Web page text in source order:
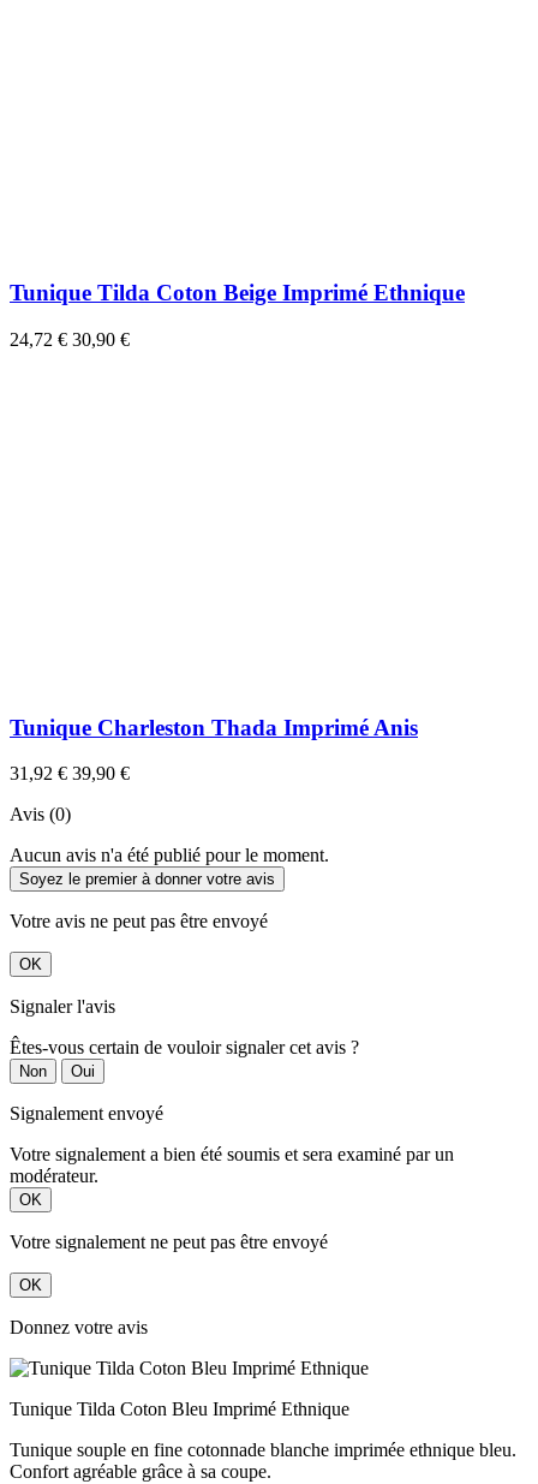
Tunique Tilda Coton Beige Imprimé Ethnique
24,72 € 30,90 €
Tunique Charleston Thada Imprimé Anis
31,92 € 39,90 €
Avis (0)
Aucun avis n'a été publié pour le moment.
Soyez le premier à donner votre avis
Votre avis ne peut pas être envoyé
OK
Signaler l'avis
Êtes-vous certain de vouloir signaler cet avis ?
Non Oui
Signalement envoyé
Votre signalement a bien été soumis et sera examiné par un
modérateur.
OK
Votre signalement ne peut pas être envoyé
OK
Donnez votre avis
Tunique Tilda Coton Bleu Imprimé Ethnique
Tunique souple en fine cotonnade blanche imprimée ethnique bleu.
Confort agréable grâce à sa coupe.